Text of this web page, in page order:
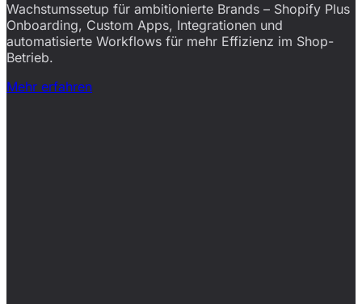
Wachstumssetup für ambitionierte Brands – Shopify Plus
Onboarding, Custom Apps, Integrationen und
automatisierte Workflows für mehr Effizienz im Shop-
Betrieb.
Mehr erfahren